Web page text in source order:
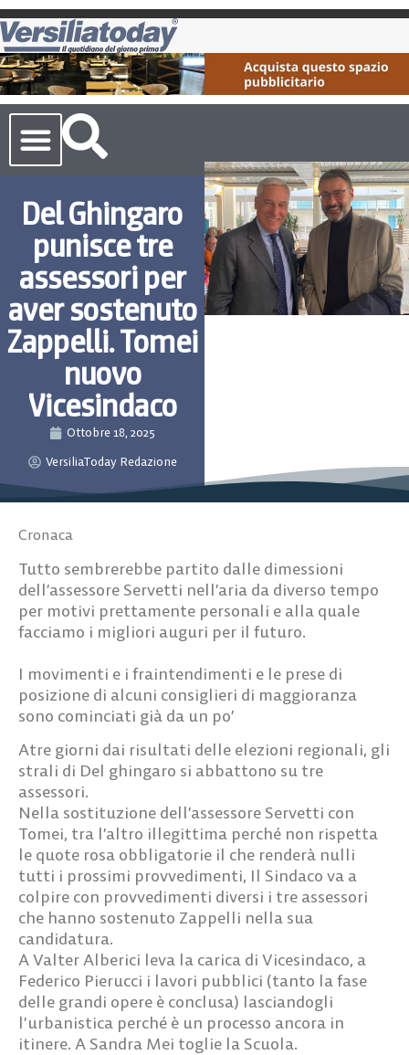
Del Ghingaro
punisce tre
assessori per
aver sostenuto
Zappelli. Tomei
nuovo
Vicesindaco
Ottobre 18, 2025
VersiliaToday Redazione
Cronaca
Tutto sembrerebbe partito dalle dimessioni
dell’assessore Servetti nell’aria da diverso tempo
per motivi prettamente personali e alla quale
facciamo i migliori auguri per il futuro.
I movimenti e i fraintendimenti e le prese di
posizione di alcuni consiglieri di maggioranza
sono cominciati già da un po’
Atre giorni dai risultati delle elezioni regionali, gli
strali di Del ghingaro si abbattono su tre
assessori.
Nella sostituzione dell’assessore Servetti con
Tomei, tra l’altro illegittima perché non rispetta
le quote rosa obbligatorie il che renderà nulli
tutti i prossimi provvedimenti, Il Sindaco va a
colpire con provvedimenti diversi i tre assessori
che hanno sostenuto Zappelli nella sua
candidatura.
A Valter Alberici leva la carica di Vicesindaco, a
Federico Pierucci i lavori pubblici (tanto la fase
delle grandi opere è conclusa) lasciandogli
l’urbanistica perché è un processo ancora in
itinere. A Sandra Mei toglie la Scuola.